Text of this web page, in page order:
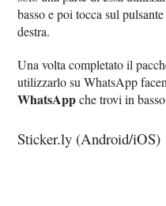
basso e poi tocca sul
destra.
Una volta completato il
utilizzarlo su WhatsApp
WhatsAppche trovi in
Sticker.ly (Android/iOS)